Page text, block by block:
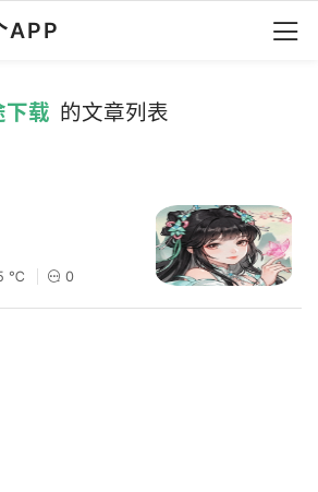
APP
下载 的文章列表
℃ 0